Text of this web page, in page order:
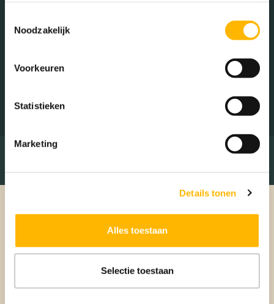
Noodzakelijk
Voorkeuren
Statistieken
Marketing
Details tonen
Alles toestaan
Selectie toestaan